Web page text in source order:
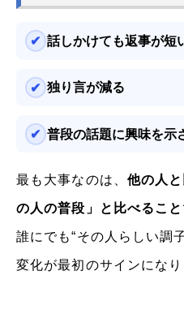
話しかけても返事が短
独り言が減る
普段の話題に興味を示
最も大事なのは、 他の人
の人の普段」と比べること
誰にでも“その人らしい調
変化が最初のサインになり